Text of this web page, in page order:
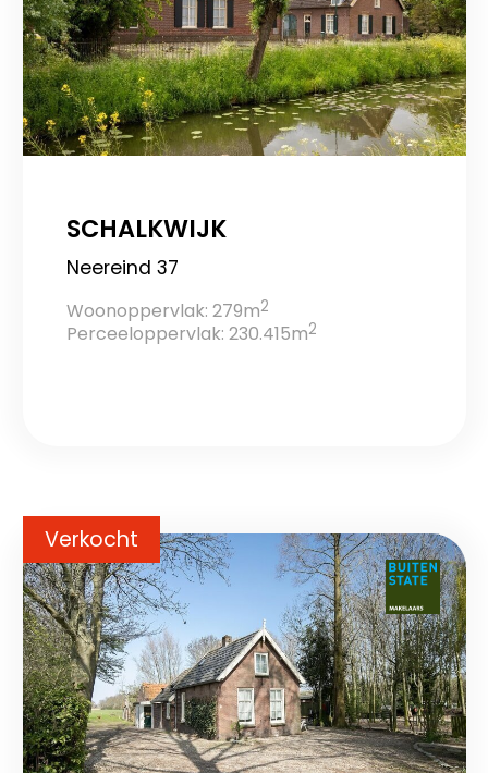
SCHALKWIJK
Neereind 37
Woonoppervlak: 279m2
Perceeloppervlak: 230.415m2
Verkocht